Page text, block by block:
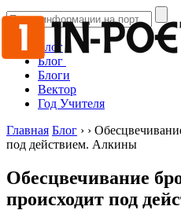
Блог
Блог
Блоги
Вектор
Год Учителя
Главная Блог › ›
под действием. Алкины
Обесцвечивание
происходит под